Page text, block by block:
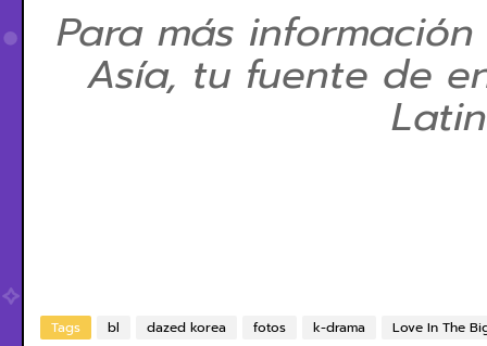
Para más
Asía, tu fuente de
Tags bl dazed korea fotos k-drama Love In The